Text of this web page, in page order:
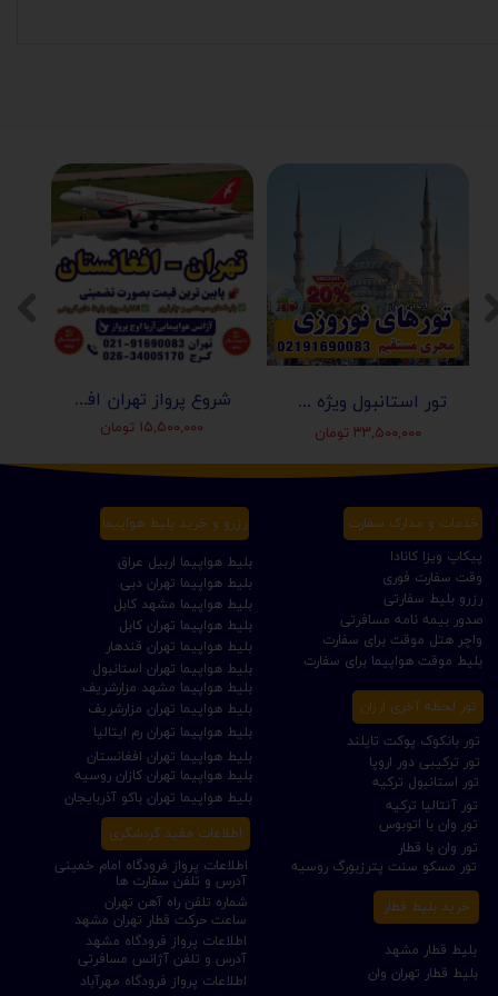
شروع پرواز تهران افغانستان (کابل-مزارشریف-هرات-قندهار)
۱۵,۵۰۰,۰۰۰ تومان
تور استانبول ویژه عید نوروز 1405 | مجری مستقیم ✈️
۳۳,۵۰۰,۰۰۰ تومان
تور ترکیبی دور اروپا
رزرو بلیط سفارتی
پیکاپ ویزا کانادا
بلیط هواپیما تهران کابل
بلیط هواپیما تهران مزارشریف
بلیط هواپیما مشهد کابل
بلیط هواپیما تهران قندهار
بلیط هواپیما تهران افغانستان
بلیط هواپیما مشهد مزارشریف
بلیط قطار تهران وان
بلیط قطار مشهد
بلیط موقت هواپیما برای سفارت
واچر هتل موقت برای سفارت
بلیط هواپیما تهران رم ایتالیا
اطلاعات پرواز فرودگاه امام خمینی
بلیط هواپیما تهران دبی
بلیط هواپیما تهران باکو آذربایجان
بلیط هواپیما تهران استانبول
بلیط هواپیما تهران کازان روسیه
بلیط هواپیما اربیل عراق
صدور بیمه نامه مسافرتی
تور آنتالیا ترکیه
تور استانبول ترکیه
تور مسکو سنت پترزبورگ روسیه
تور وان با قطار
تور بانکوک پوکت تایلند
تور وان با اتوبوس
ساعت حرکت قطار تهران مشهد
خرید بلیط قطار
خدمات و مدارک سفارت رزرو و خرید بلیط هواپیما
تور لحظه آخری ارزان
شماره تلفن راه آهن تهران
وقت سفارت فوری
اطلاعات پرواز فرودگاه مهرآباد
اطلاعات پرواز فرودگاه مشهد
آدرس و تلفن سفارت ها
آدرس و تلفن آژانس مسافرتی
اطلاعات مفید گردشگری